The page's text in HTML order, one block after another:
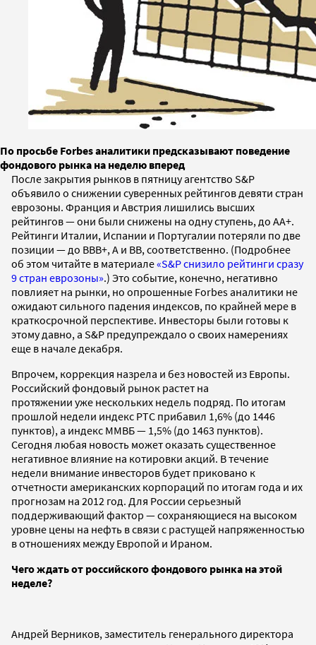
По просьбе Forbes аналитики предсказывают поведение
фондового рынка на неделю вперед
После закрытия рынков в пятницу агентство S&P
объявило о снижении суверенных рейтингов девяти стран
еврозоны. Франция и Австрия лишились высших
рейтингов — они были снижены на одну ступень, до АА+.
Рейтинги Италии, Испании и Португалии потеряли по две
позиции — до BBB+, А и ВВ, соответственно. (Подробнее
об этом читайте в материале«S&P снизило рейтинги сразу
9 стран еврозоны».) Это событие, конечно, негативно
повлияет на рынки, но опрошенные Forbes аналитики не
ожидают сильного падения индексов, по крайней мере в
краткосрочной перспективе. Инвесторы были готовы к
этому давно, а S&P предупреждало о своих намерениях
еще в начале декабря.
Впрочем, коррекция назрела и без новостей из Европы.
Российский фондовый рынок растет на
протяжении уже нескольких недель подряд. По итогам
прошлой недели индекс РТС прибавил 1,6% (до 1446
пунктов), а индекс ММВБ — 1,5% (до 1463 пунктов).
Сегодня любая новость может оказать существенное
негативное влияние на котировки акций. В течение
недели внимание инвесторов будет приковано к
отчетности американских корпораций по итогам года и их
прогнозам на 2012 год. Для России серьезный
поддерживающий фактор — сохраняющиеся на высоком
уровне цены на нефть в связи с растущей напряженностью
в отношениях между Европой и Ираном.
Чего ждать от российского фондового рынка на этой
неделе?
Андрей Верников, заместитель генерального директора